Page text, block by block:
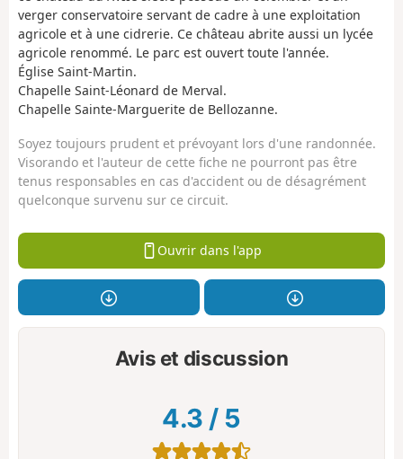
verger conservatoire servant de cadre à une exploitation
agricole et à une cidrerie. Ce château abrite aussi un lycée
agricole renommé. Le parc est ouvert toute l'année.
Église Saint-Martin.
Chapelle Saint-Léonard de Merval.
Chapelle Sainte-Marguerite de Bellozanne.
Soyez toujours prudent et prévoyant lors d'une randonnée.
Visorando et l'auteur de cette fiche ne pourront pas être
tenus responsables en cas d'accident ou de désagrément
quelconque survenu sur ce circuit.
Ouvrir dans l'app
Avis et discussion
4.3 / 5